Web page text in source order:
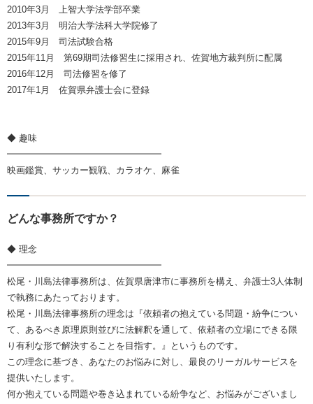
2010年3月 上智大学法学部卒業
2013年3月 明治大学法科大学院修了
2015年9月 司法試験合格
2015年11月 第69期司法修習生に採用され、佐賀地方裁判所に配属
2016年12月 司法修習を修了
2017年1月 佐賀県弁護士会に登録
◆ 趣味
━━━━━━━━━━━━━━━━━
映画鑑賞、サッカー観戦、カラオケ、麻雀
どんな事務所ですか？
◆ 理念
━━━━━━━━━━━━━━━━━
松尾・川島法律事務所は、佐賀県唐津市に事務所を構え、弁護士3人体制
で執務にあたっております。
松尾・川島法律事務所の理念は『依頼者の抱えている問題・紛争につい
て、あるべき原理原則並びに法解釈を通して、依頼者の立場にできる限
り有利な形で解決することを目指す。』というものです。
この理念に基づき、あなたのお悩みに対し、最良のリーガルサービスを
提供いたします。
何か抱えている問題や巻き込まれている紛争など、お悩みがございまし